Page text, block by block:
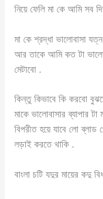
নিয়ে ফেলি মা কে আমি
মা কে শ্রদ্ধা ভালোবাসা
আর তাকে আমি কত টা
মেটাবো .
কিন্তু কিভাবে কি করবো
মাকে ভালোবাসার ব্যাপার
বিপরীত হয়ে যাবে লো ব্লাড
লড়াই করতে থাকি .
বাংলা চটি যদুর মায়ের কদু